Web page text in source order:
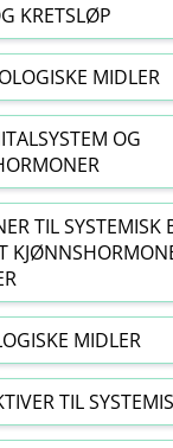
KRETSLØP
MIDLER
OG
TIL SYSTEMISK
MIDLER
TIL